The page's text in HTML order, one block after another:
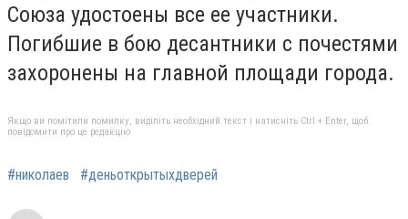
Союза удостоены все ее участники.
Погибшие в бою десантники с почестями
захоронены на главной площади города.
Якщо ви помітили помилку, виділіть необхідний текст і натисніть Ctrl + Enter, щоб
повідомити про це редакцію
#николаев #деньоткрытыхдверей